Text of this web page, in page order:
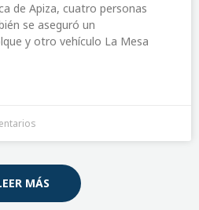
de Apiza, cuatro personas
se aseguró un
y otro vehículo La Mesa
MÁS